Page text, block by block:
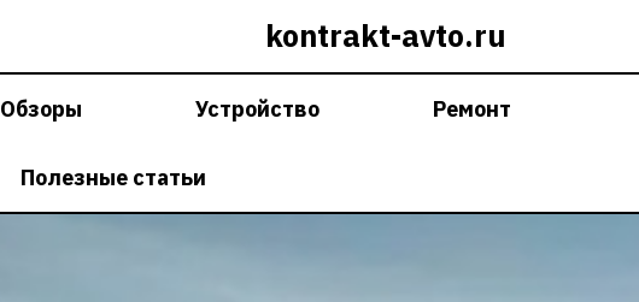
kontrakt-avto.ru
Обзоры Устройство Ремонт
Полезные статьи